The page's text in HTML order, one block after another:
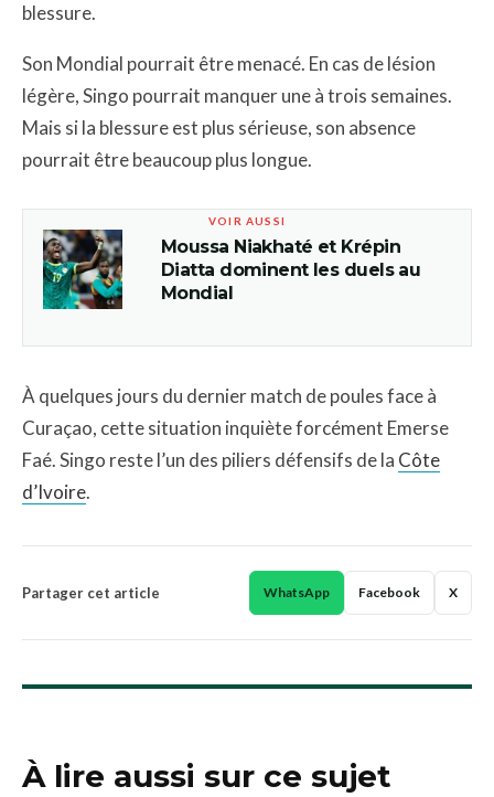
blessure.
Son Mondial pourrait être menacé. En cas de lésion
légère, Singo pourrait manquer une à trois semaines.
Mais si la blessure est plus sérieuse, son absence
pourrait être beaucoup plus longue.
VOIR AUSSI
Moussa Niakhaté et Krépin
Diatta dominent les duels au
Mondial
À quelques jours du dernier match de poules face à
Curaçao, cette situation inquiète forcément Emerse
Faé. Singo reste l’un des piliers défensifs de la Côte
d’Ivoire.
Partager cet article WhatsApp Facebook X
À lire aussi sur ce sujet